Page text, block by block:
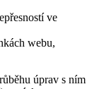
ve
webu,
úprav s ním